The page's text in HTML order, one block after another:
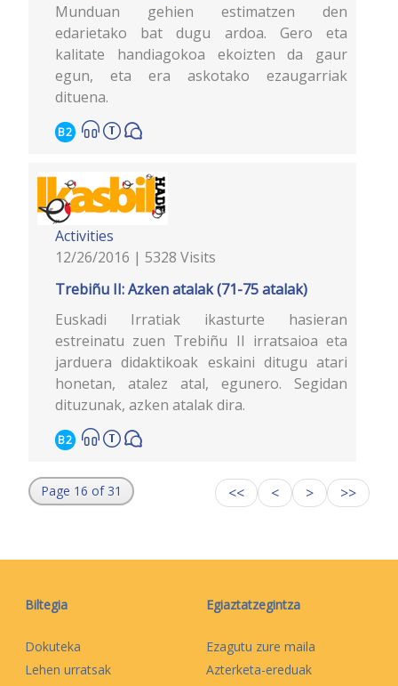
Munduan gehien estimatzen den
edarietako bat dugu ardoa. Gero eta
kalitate handiagokoa ekoizten da gaur
egun, eta era askotako ezaugarriak
dituena.
B2
Activities
12/26/2016 | 5328 Visits
Trebiñu II: Azken atalak (71-75 atalak)
Euskadi Irratiak ikasturte hasieran
estreinatu zuen Trebiñu II irratsaioa eta
jarduera didaktikoak eskaini ditugu atari
honetan, atalez atal, egunero. Segidan
dituzunak, azken atalak dira.
B2
Page 16 of 31 << < > >>
Biltegia
Dokuteka
Lehen urratsak
Egiaztatzegintza
Ezagutu zure maila
Azterketa-ereduak